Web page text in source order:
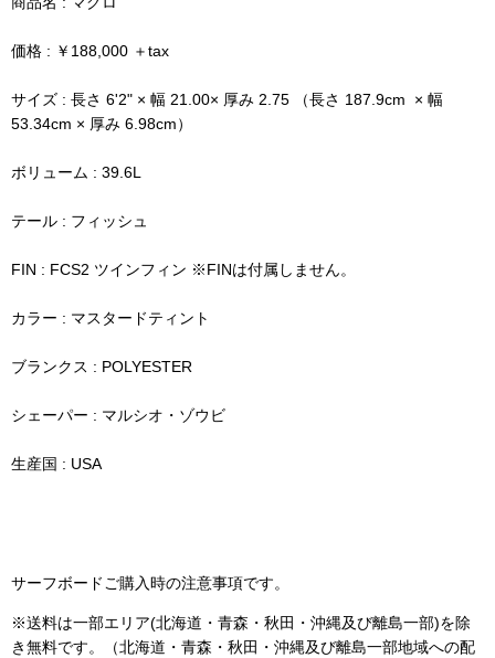
価格 : ￥188,000 ＋tax
サイズ : 長さ 6'2" × 幅 21.00× 厚み 2.75 （長さ 187.9cm × 幅
53.34cm × 厚み 6.98cm）
ボリューム : 39.6L
テール : フィッシュ
FIN : FCS2 ツインフィン ※FINは付属しません。
カラー : マスタードティント
ブランクス : POLYESTER
シェーパー : マルシオ・ゾウビ
生産国 : USA
サーフボードご購入時の注意事項です。
※送料は一部エリア(北海道・青森・秋田・沖縄及び離島一部)を除
き無料です。（北海道・青森・秋田・沖縄及び離島一部地域への配